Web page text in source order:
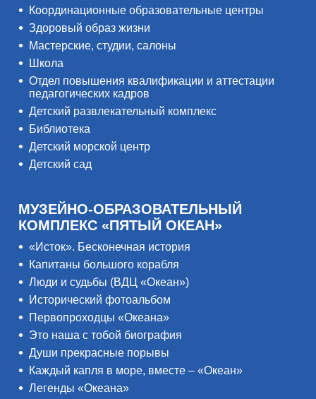
Координационные образовательные центры
Здоровый образ жизни
Мастерские, студии, салоны
Школа
Отдел повышения квалификации и аттестации
педагогических кадров
Детский развлекательный комплекс
Библиотека
Детский морской центр
Детский сад
МУЗЕЙНО-ОБРАЗОВАТЕЛЬНЫЙ
КОМПЛЕКС «ПЯТЫЙ ОКЕАН»
«Исток». Бесконечная история
Капитаны большого корабля
Люди и судьбы (ВДЦ «Океан»)
Исторический фотоальбом
Первопроходцы «Океана»
Это наша с тобой биография
Души прекрасные порывы
Каждый капля в море, вместе – «Океан»
Легенды «Океана»